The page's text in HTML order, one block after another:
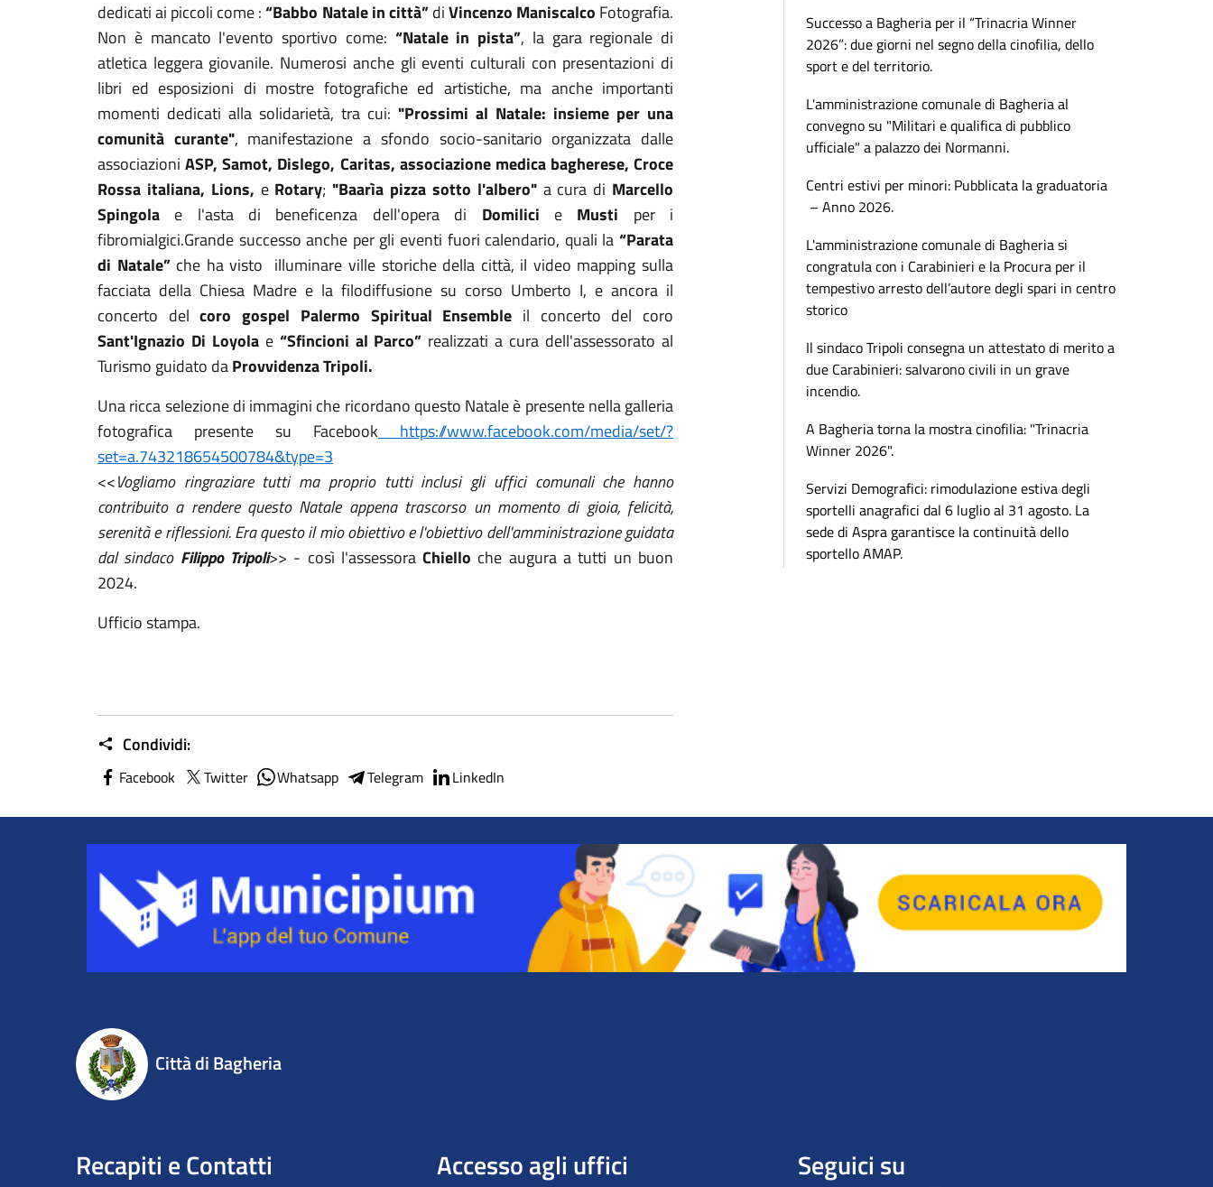
dedicati ai piccoli come :“Babbo Natale in città”diVincenzo Maniscalco Fotografia.
Non è mancato l'evento sportivo come: “Natale in pista”, la gara regionale di
atletica leggera giovanile. Numerosi anche gli eventi culturali con presentazioni di
libri ed esposizioni di mostre fotografiche ed artistiche, ma anche importanti
momenti dedicati alla solidarietà, tra cui: "Prossimi al Natale: insieme per una
comunità curante", manifestazione a sfondo socio-sanitario organizzata dalle
associazioniASP, Samot, Dislego, Caritas, associazione medica bagherese, Croce
Rossa italiana, Lions, e Rotary; "Baarìa pizza sotto l'albero"a cura di Marcello
Spingola e l'asta di beneficenza dell'opera di Domilici e Musti per i
fibromialgici.Grande successo anche per gli eventi fuori calendario, quali la “Parata
di Natale”che ha visto illuminare ville storiche della città, il video mapping sulla
facciata della Chiesa Madre e la filodiffusione su corso Umberto I, e ancora il
concerto delcoro gospel Palermo Spiritual Ensemble il concerto del coro
Sant'Ignazio Di Loyolae “Sfincioni al Parco” realizzati a cura dell'assessorato al
Turismo guidato daProvvidenza Tripoli.
Una ricca selezione di immagini che ricordano questo Natale è presente nella galleria
fotografica presente su Facebook https://www.facebook.com/media/set/?
set=a.743218654500784&type=3
<<Vogliamo ringraziare tutti ma proprio tutti inclusi gli uffici comunali che hanno
contribuito a rendere questo Natale appena trascorso un momento di gioia, felicità,
serenità e riflessioni. Era questo il mio obiettivo e l'obiettivo dell'amministrazione guidata
dal sindaco Filippo Tripoli>> - così l'assessoraChiello che augura a tutti un buon
2024.
Ufficio stampa.
Condividi:
Facebook Twitter Whatsapp Telegram LinkedIn
Successo a Bagheria per il “Trinacria Winner
2026”: due giorni nel segno della cinofilia, dello
sport e del territorio.
L'amministrazione comunale di Bagheria al
convegno su "Militari e qualifica di pubblico
ufficiale" a palazzo dei Normanni.
Centri estivi per minori: Pubblicata la graduatoria
– Anno 2026.
L'amministrazione comunale di Bagheria si
congratula con i Carabinieri e la Procura per il
tempestivo arresto dell’autore degli spari in centro
storico
Il sindaco Tripoli consegna un attestato di merito a
due Carabinieri: salvarono civili in un grave
incendio.
A Bagheria torna la mostra cinofilia: "Trinacria
Winner 2026".
Servizi Demografici: rimodulazione estiva degli
sportelli anagrafici dal 6 luglio al 31 agosto. La
sede di Aspra garantisce la continuità dello
sportello AMAP.
Città di Bagheria
Recapiti e Contatti Accesso agli uffici Seguici su